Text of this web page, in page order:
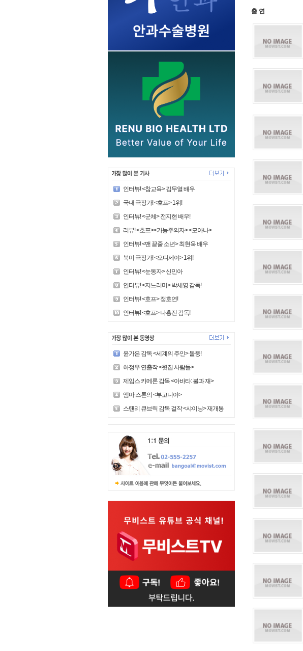
인터뷰! <참교육> 김무열 배우
국내 극장가! <호프> 1위!
인터뷰! <군체> 전지현 배우!
리뷰! <호프><가능주의자> <모아나>
인터뷰! <맨 끝줄 소년> 최현욱 배우
북미 극장가! <오디세이> 1위!
인터뷰! <눈동자> 신민아
인터뷰! <지느러미> 박세영 감독!
인터뷰! <호프> 정호연!
인터뷰! <호프> 나홍진 감독!
윤가은 감독 <세계의 주인> 돌풍!
하정우 연출작 <윗집 사람들>
제임스 카메론 감독 <아바타: 불과 재>
엠마 스톤의 <부고니아>
스탠리 큐브릭 감독 걸작 <샤이닝> 재개봉!
출 연